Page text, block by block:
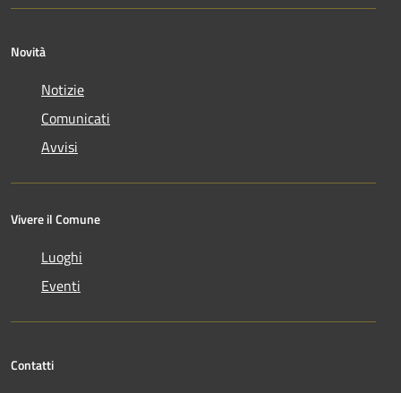
Novità
Notizie
Comunicati
Avvisi
Vivere il Comune
Luoghi
Eventi
Contatti